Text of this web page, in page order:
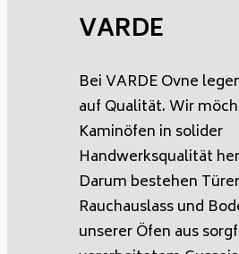
VARDE
Bei VARDE Ovne
auf Qualität. Wir
Kaminöfen in solider
Handwerksqualität
Darum bestehen
Rauchauslass und
unserer Öfen aus